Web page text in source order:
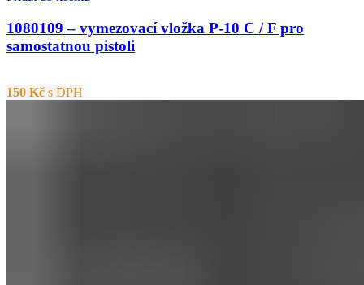
1080109 – vymezovací vložka P-10 C / F pro
samostatnou pistoli
150 Kč s DPH